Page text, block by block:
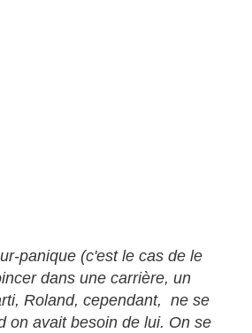
panique (c'est le cas de le
dans une carrière, un
Roland, cependant, ne se
on avait besoin de lui. On se